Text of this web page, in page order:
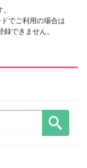
でご利用の場合は
できません。